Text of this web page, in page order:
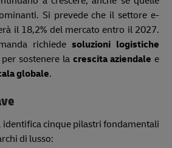
Si prevede che il settore e-
il 18,2% del mercato entro il 2027.
richiede soluzioni logistiche
sostenere la crescita aziendale e
globale.
identifica cinque pilastri fondamentali
di lusso: